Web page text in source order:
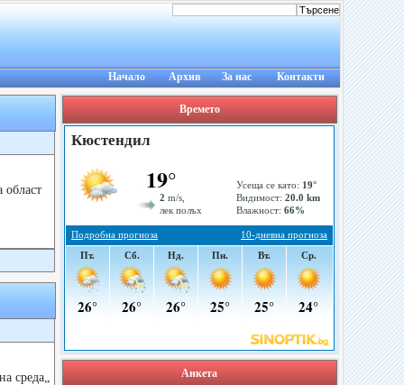
Начало Архив За нас Контакти
среда„
Времето
Анкета